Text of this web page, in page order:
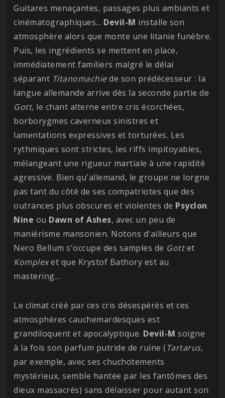
Guitares menaçantes, passages plus ambiants et
cinématographiques... Devil-M installe son
atmosphère alors que monte une litanie funèbre.
Puis, les ingrédients se mettent en place,
immédiatement familiers malgré le délai
séparant Titanomachiede son prédécesseur : la
langue allemande arrive dès la seconde partie de
Gott, le chant alterne entre cris écorchées,
borborygmes caverneux sinistres et
lamentations expressives et torturées. Les
rythmiques sont strictes, les riffs impitoyables,
mélangeant une rigueur martiale à une rapidité
agressive. Bien qu'allemand, le groupe ne lorgne
pas tant du côté de ses compatriotes que des
outrances plus obscures et violentes de Psyclon
Nine ou Dawn of Ashes, avec un peu de
maniérisme mansonien. Notons d'ailleurs que
Nero Bellum s'occupe des samples de Gottet
Komplexet que Krystof Bathory est au
mastering...
Le climat créé par ces cris désespérés et ces
atmosphères cauchemardesques est
grandiloquent et apocalyptique. Devil-M soigne
à la fois son parfum putride de ruine (Tartarus,
par exemple, avec ses chuchotements
mystérieux, semble hantée par les fantômes des
dieux massacrés) sans délaisser pour autant son